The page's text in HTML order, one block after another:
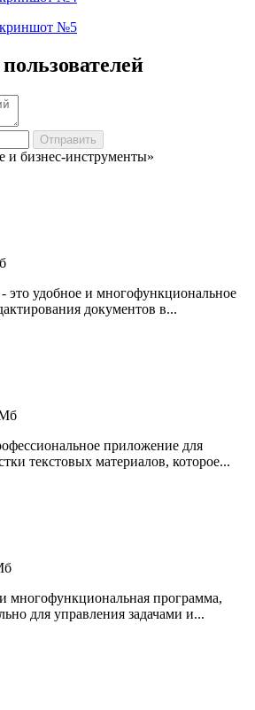
бизнес-инструменты»
это удобное и многофункциональное
документов в...
приложение для
текстовых материалов, которое...
многофункциональная программа,
для управления задачами и...